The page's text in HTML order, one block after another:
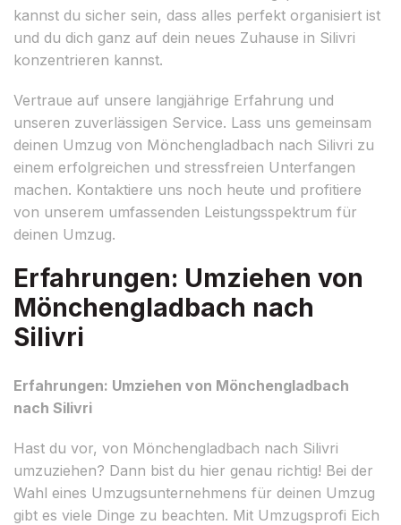
kannst du sicher sein, dass alles perfekt organisiert ist
und du dich ganz auf dein neues Zuhause in Silivri
konzentrieren kannst.
Vertraue auf unsere langjährige Erfahrung und
unseren zuverlässigen Service. Lass uns gemeinsam
deinen Umzug von Mönchengladbach nach Silivri zu
einem erfolgreichen und stressfreien Unterfangen
machen. Kontaktiere uns noch heute und profitiere
von unserem umfassenden Leistungsspektrum für
deinen Umzug.
Erfahrungen: Umziehen von
Mönchengladbach nach
Silivri
Erfahrungen: Umziehen von Mönchengladbach
nach Silivri
Hast du vor, von Mönchengladbach nach Silivri
umzuziehen? Dann bist du hier genau richtig! Bei der
Wahl eines Umzugsunternehmens für deinen Umzug
gibt es viele Dinge zu beachten. Mit Umzugsprofi Eich